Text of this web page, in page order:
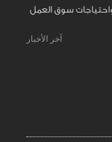
سوق العمل
آخر الأخبار